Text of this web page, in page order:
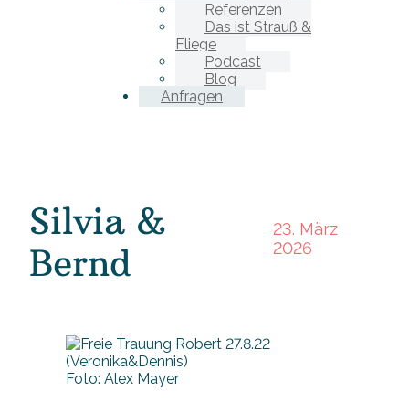
Referenzen
Das ist Strauß &
Fliege
Podcast
Blog
Anfragen
Silvia &
Bernd
23. März
2026
Foto: Alex Mayer